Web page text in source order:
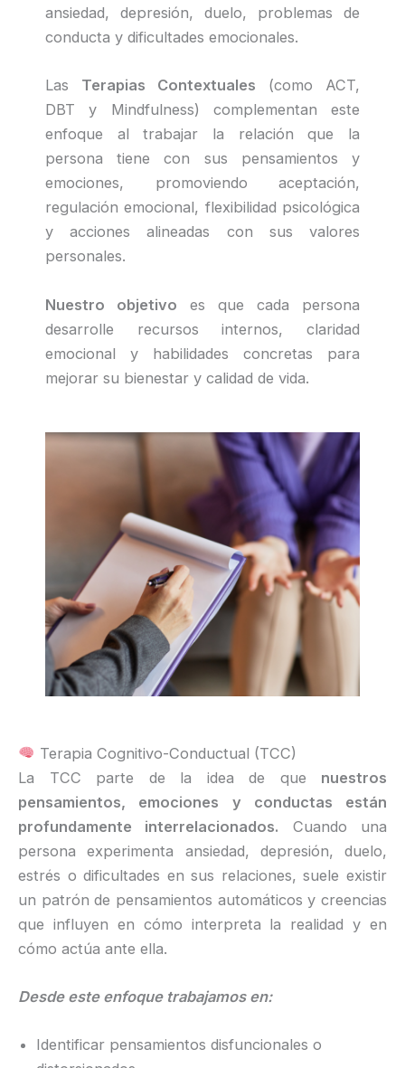
ansiedad, depresión, duelo, problemas de
conducta y dificultades emocionales.
Las Terapias Contextuales (como ACT,
DBT y Mindfulness) complementan este
enfoque al trabajar la relación que la
persona tiene con sus pensamientos y
emociones, promoviendo aceptación,
regulación emocional, flexibilidad psicológica
y acciones alineadas con sus valores
personales.
Nuestro objetivo es que cada persona
desarrolle recursos internos, claridad
emocional y habilidades concretas para
mejorar su bienestar y calidad de vida.
Terapia Cognitivo-Conductual (TCC)
La TCC parte de la idea de que nuestros
pensamientos, emociones y conductas están
profundamente interrelacionados. Cuando una
persona experimenta ansiedad, depresión, duelo,
estrés o dificultades en sus relaciones, suele existir
un patrón de pensamientos automáticos y creencias
que influyen en cómo interpreta la realidad y en
cómo actúa ante ella.
Desde este enfoque trabajamos en:
Identificar pensamientos disfuncionales o